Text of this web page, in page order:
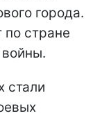
города.
по стране
стали